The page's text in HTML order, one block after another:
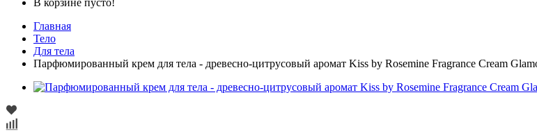
В корзине пусто!
Главная
Тело
Для тела
Парфюмированный крем для тела - древесно-цитрусовый аромат Kiss by Rosemine Fragrance Cream